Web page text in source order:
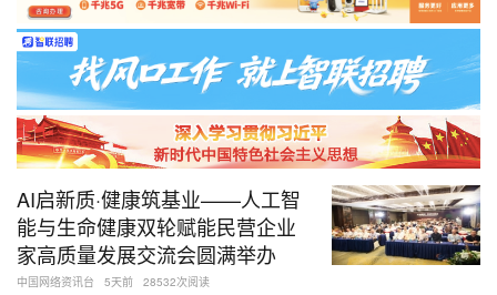
AI启新质·健康筑基业——人工智
能与生命健康双轮赋能民营企业
家高质量发展交流会圆满举办
中国网络资讯台 5天前 28532次阅读